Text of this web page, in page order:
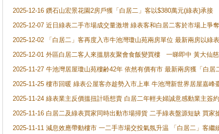
2025-12-16 鑽石山宏景花園2房戶獲「白居二」客以$380萬元(綠表)承接
2025-12-07 近日綠表二手市場成交量激增 綠表客和白居二客於市場上
2025-12-02 「白居二」客再度入市牛池灣瓊山苑兩房單位 最新兩房以綠
2025-12-01 外區白居二客人來搵朋友聚會食飯變買樓 一睇即中 黃大仙
2025-11-27 牛池灣居屋瓊山苑樓齢42年 依然有價有市 最新兩房獲「白居
2025-11-25 樓市回暖 綠表公屋客亦趁勢入市上車 牛池灣新世界居屋嘉峰
2025-11-24 綠表業主反價搵扭計唔想賣 白居二年輕夫婦誠意感動業主簽
2025-11-16 白居二及綠表買家同時出動市場掃貨 二手綠表盤源短缺 買
2025-11-11 減息效應帶動樓市 一二手市場交投氣氛升温 「白居二」客